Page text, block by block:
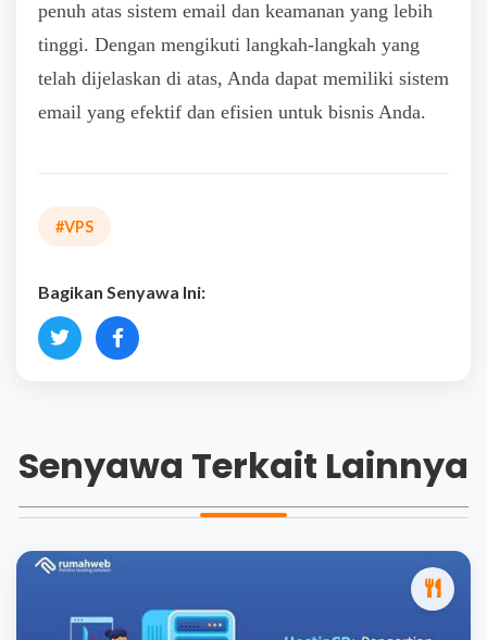
penuh atas sistem email dan keamanan yang lebih
tinggi. Dengan mengikuti langkah-langkah yang
telah dijelaskan di atas, Anda dapat memiliki sistem
email yang efektif dan efisien untuk bisnis Anda.
#VPS
Bagikan Senyawa Ini:
Senyawa Terkait Lainnya